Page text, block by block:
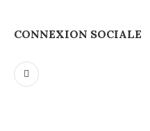
CONNEXION SOCIALE